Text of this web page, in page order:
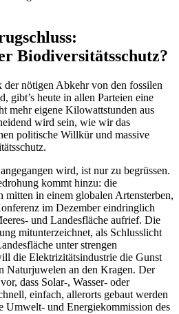
Biodiversitätsschutz?
nötigen Abkehr von den fossilen
gibt’s heute in allen Parteien eine
mehr eigene Kilowattstunden aus
wird sein, wie wir das
politische Willkür und massive
wird, ist nur zu begrüssen.
kommt hinzu: die
in einem globalen Artensterben,
im Dezember eindringlich
und Landesfläche aufrief. Die
mitunterzeichnet, als Schlusslicht
unter strengen
die Elektrizitätsindustrie die Gunst
Naturjuwelen an den Kragen. Der
dass Solar-, Wasser- oder
einfach, allerorts gebaut werden
Umwelt- und Energiekommission des